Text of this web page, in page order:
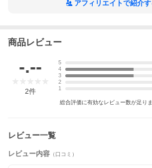
映画・ドラマ
アメリカ
永続特典
マット・シャクマン監督とプロダクション・
の仲間／NGシーン集／未公開シーン／マット
アフィリエイトで紹介す
商品レビュー
-.--
2件
5
4
3
2
1
総合評価に有効なレビュー数が足り
レビュー一覧
レビュー内容 （口コミ）